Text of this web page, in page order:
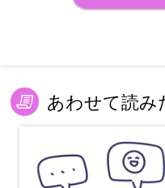
あわせて読み